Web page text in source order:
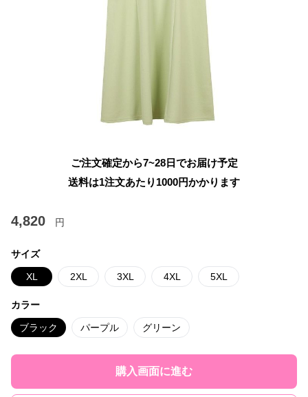
ご注文確定から7~28日でお届け予定
送料は1注文あたり 1000円かかります
4,820 円
サイズ
XL 2XL 3XL 4XL 5XL
カラー
ブラック パープル グリーン
購入画面に進む